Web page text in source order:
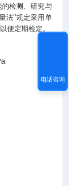
检测、研究与
法"规定采用单
便定期检定。
电话咨询